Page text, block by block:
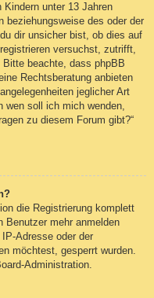
unter 13 Jahren
beziehungsweise des oder der
dir unsicher bist, ob dies auf
versuchst, zutrifft,
beachte, dass phpBB
Rechtsberatung anbieten
jeglicher Art
wen soll ich mich wenden,
zu diesem Forum gibt?“
die Registrierung komplett
Benutzer mehr anmelden
Adresse oder der
möchtest, gesperrt wurden.
Administration.